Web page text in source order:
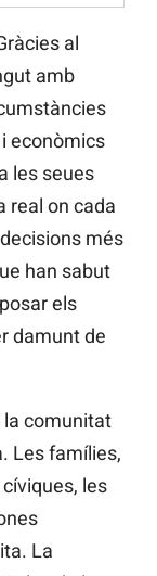
al
amb
econòmics
les seues
real on cada
més
han sabut
els
damunt de
la comunitat
Les famílies,
les
La